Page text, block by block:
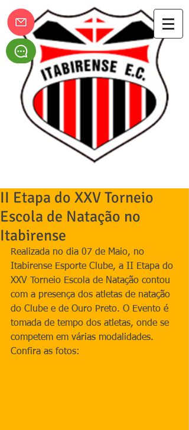
II Etapa do XXV Torneio
Escola de Natação no
Itabirense
Realizada no dia 07 de Maio, no
Itabirense Esporte Clube, a II Etapa do
XXV Torneio Escola de Natação contou
com a presença dos atletas de natação
do Clube e de Ouro Preto. O Evento é
tomada de tempo dos atletas, onde se
competem em várias modalidades.
Confira as fotos: